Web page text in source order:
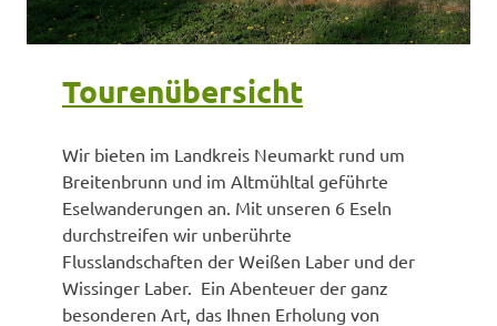
Tourenübersicht
Wir bieten im Landkreis Neumarkt rund um
Breitenbrunn und im Altmühltal geführte
Eselwanderungen an. Mit unseren 6 Eseln
durchstreifen wir unberührte
Flusslandschaften der Weißen Laber und der
Wissinger Laber. Ein Abenteuer der ganz
besonderen Art, das Ihnen Erholung von